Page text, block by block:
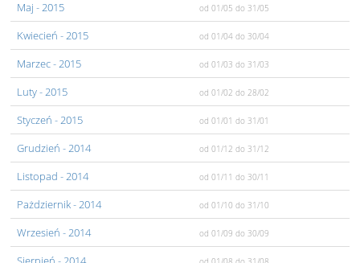
Maj - 2015 od 01/05 do 31/05
Kwiecień - 2015 od 01/04 do 30/04
Marzec- 2015 od 01/03 do 31/03
Luty- 2015 od 01/02 do 28/02
Styczeń - 2015 od 01/01 do 31/01
Grudzień - 2014 od 01/12 do 31/12
Listopad - 2014 od 01/11 do 30/11
Pażdziernik- 2014 od 01/10 do 31/10
Wrzesień - 2014 od 01/09 do 30/09